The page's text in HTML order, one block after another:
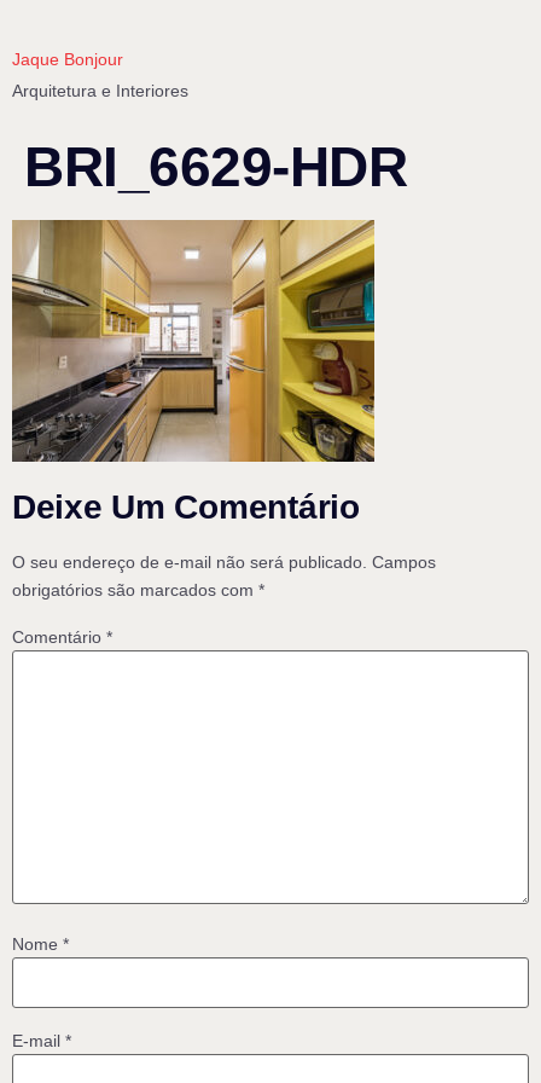
Jaque Bonjour
Arquitetura e Interiores
BRI_6629-HDR
Deixe Um Comentário
O seu endereço de e-mail não será publicado. Campos
obrigatórios são marcados com *
Comentário *
Nome *
E-mail *